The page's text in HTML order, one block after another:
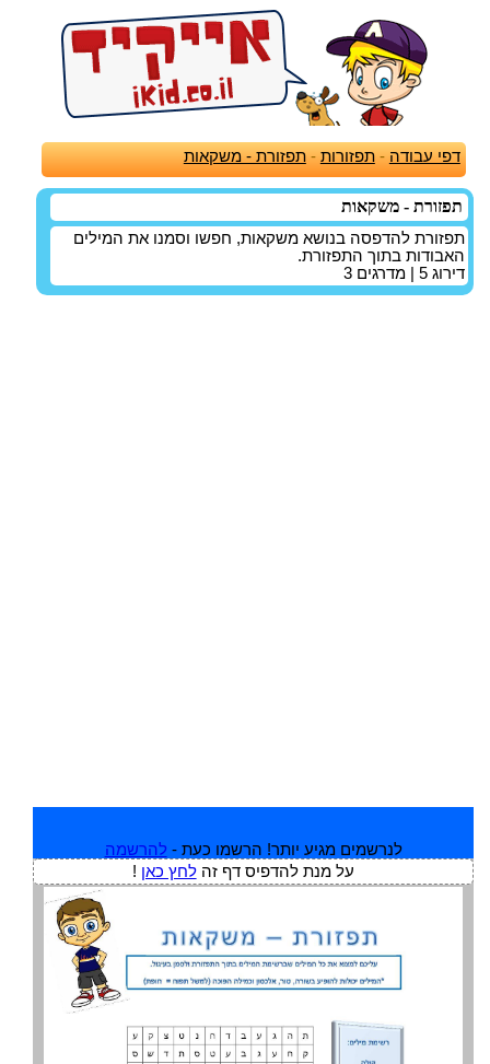
דפי עבודה -תפזורות -תפזורת - משקאות
תפזורת - משקאות
תפזורת להדפסה בנושא משקאות, חפשו וסמנו את המילים
האבודות בתוך התפזורת.
דירוג 5 | מדרגים 3
לנרשמים מגיע יותר! הרשמו כעת - להרשמה
על מנת להדפיס דף זהלחץ כאן !